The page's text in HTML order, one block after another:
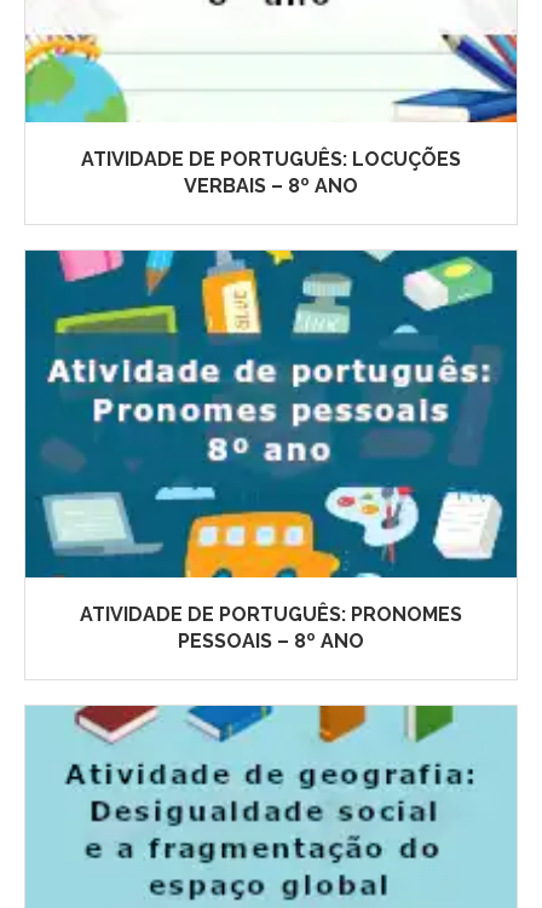
ATIVIDADE DE PORTUGUÊS: LOCUÇÕES
VERBAIS – 8º ANO
ATIVIDADE DE PORTUGUÊS: PRONOMES
PESSOAIS – 8º ANO